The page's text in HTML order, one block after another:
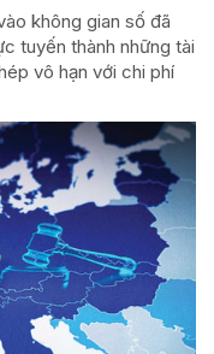
không gian số đã
tuyến thành những tài
vô hạn với chi phí